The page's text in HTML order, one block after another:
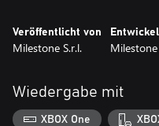
Rampage;
- Hintergrund, Profilbild, Tag
Dieser DLC ist Teil des HOT
Pass Vol. 2.
Veröffentlicht von
Milestone S.r.l. Milestone
Wiedergabe mit
XBOX One